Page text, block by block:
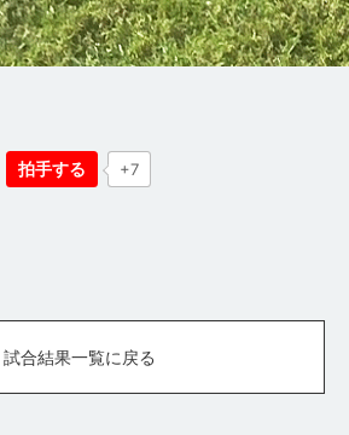
拍手する +7
試合結果一覧に戻る